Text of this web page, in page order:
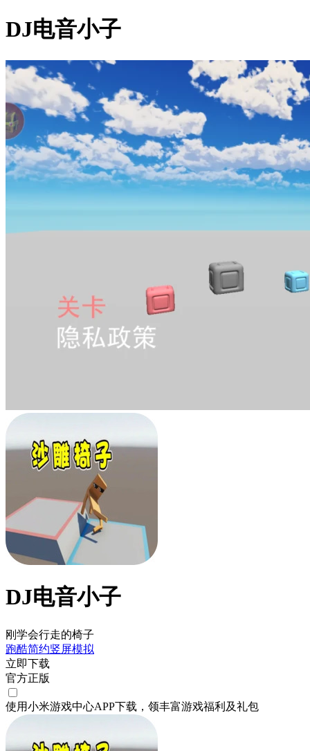
DJ电音小子
DJ电音小子
刚学会行走的椅子
跑酷简约竖屏模拟
立即下载
官方正版
使用小米游戏中心APP下载 ，领丰富游戏福利 及礼包